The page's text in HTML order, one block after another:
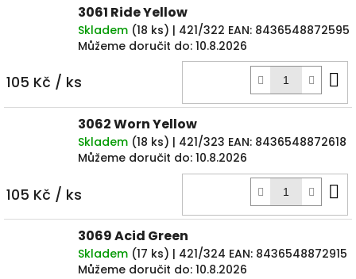
3061 Ride Yellow
Skladem (18 ks) | 421/322 EAN: 8436548872595
Můžeme doručit do: 10.8.2026
105 Kč / ks
3062 Worn Yellow
Skladem (18 ks) | 421/323 EAN: 8436548872618
Můžeme doručit do: 10.8.2026
105 Kč / ks
3069 Acid Green
Skladem (17 ks) | 421/324 EAN: 8436548872915
Můžeme doručit do: 10.8.2026